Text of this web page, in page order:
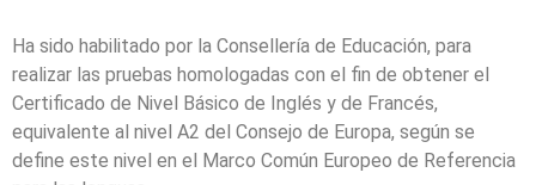
Ha sido habilitado por la Consellería de Educación, para
realizar las pruebas homologadas con el fin de obtener el
Certificado de Nivel Básico de Inglés y de Francés,
equivalente al nivel A2 del Consejo de Europa, según se
define este nivel en el Marco Común Europeo de Referencia